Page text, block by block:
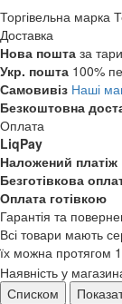
Торгівельна марка
Доставка
Нова пошта за
Укр. пошта 100%
Самовивіз Наші
Безкоштовна
Оплата
LiqPay
Наложений платіж
Безготівкова
Оплата готівкою
Гарантія та
Всі товари мають
їх можна протягом
Наявність у
Списком